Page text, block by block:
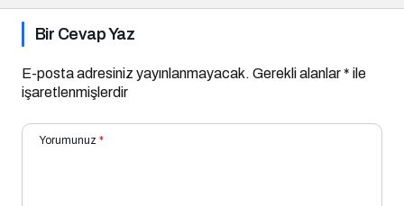
Bir Cevap Yaz
E-posta adresiniz yayınlanmayacak. Gerekli alanlar* ile
işaretlenmişlerdir
Yorumunuz *